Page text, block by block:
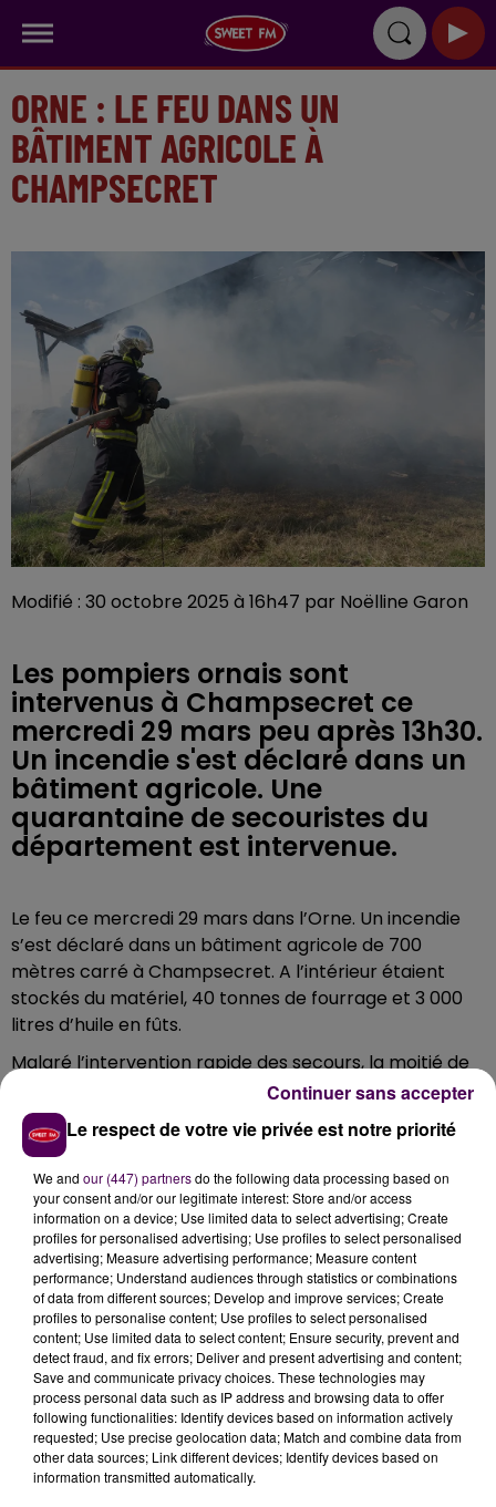
ORNE : LE FEU DANS UN
BÂTIMENT AGRICOLE À
CHAMPSECRET
Modifié : 30 octobre 2025 à 16h47 par Noëlline Garon
Les pompiers ornais sont
intervenus à Champsecret ce
mercredi 29 mars peu après 13h30.
Un incendie s'est déclaré dans un
bâtiment agricole. Une
quarantaine de secouristes du
département est intervenue.
Le feu ce mercredi 29 mars dans l’Orne. Un incendie
s’est déclaré dans un bâtiment agricole de 700
mètres carré à Champsecret. A l’intérieur étaient
stockés du matériel, 40 tonnes de fourrage et 3 000
litres d’huile en fûts.
Malgré l’intervention rapide des secours, la moitié de
la bâtisse a été détruite. Pas de blessé à déplorer. Au
plus fort de l’intervention, quarante sapeurs-
pompiers se trouvaient sur les lieux, venus
notamment des casernes de Domfront, La Ferté-
Macé et Alençon.
Crédit photo : Facebook SDIS 61
Le respect de votre vie privée est notre priorité
We and our (447) partnersdo the following data processing based on
your consent and/or our legitimate interest: Store and/or access
information on a device; Use limited data to select advertising; Create
profiles for personalised advertising; Use profiles to select personalised
advertising; Measure advertising performance; Measure content
performance; Understand audiences through statistics or combinations
of data from different sources; Develop and improve services; Create
profiles to personalise content; Use profiles to select personalised
content; Use limited data to select content; Ensure security, prevent and
detect fraud, and fix errors; Deliver and present advertising and content;
Save and communicate privacy choices. These technologies may
process personal data such as IP address and browsing data to offer
following functionalities: Identify devices based on information actively
requested; Use precise geolocation data; Match and combine data from
other data sources; Link different devices; Identify devices based on
information transmitted automatically.
Continuer sans accepter